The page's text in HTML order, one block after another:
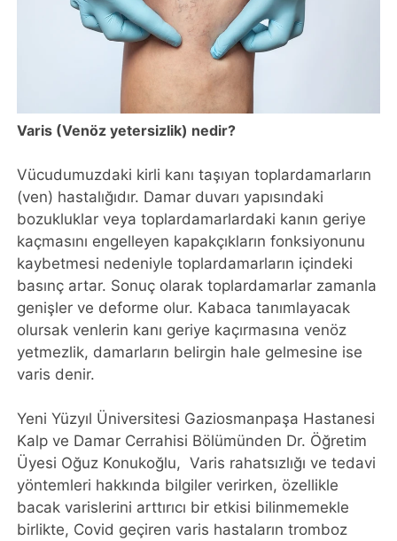
Varis (Venöz yetersizlik) nedir?
Vücudumuzdaki kirli kanı taşıyan toplardamarların
(ven) hastalığıdır. Damar duvarı yapısındaki
bozukluklar veya toplardamarlardaki kanın geriye
kaçmasını engelleyen kapakçıkların fonksiyonunu
kaybetmesi nedeniyle toplardamarların içindeki
basınç artar. Sonuç olarak toplardamarlar zamanla
genişler ve deforme olur. Kabaca tanımlayacak
olursak venlerin kanı geriye kaçırmasına venöz
yetmezlik, damarların belirgin hale gelmesine ise
varis denir.
Yeni Yüzyıl Üniversitesi Gaziosmanpaşa Hastanesi
Kalp ve Damar Cerrahisi Bölümünden Dr. Öğretim
Üyesi Oğuz Konukoğlu, Varis rahatsızlığı ve tedavi
yöntemleri hakkında bilgiler verirken, özellikle
bacak varislerini arttırıcı bir etkisi bilinmemekle
birlikte, Covid geçiren varis hastaların tromboz